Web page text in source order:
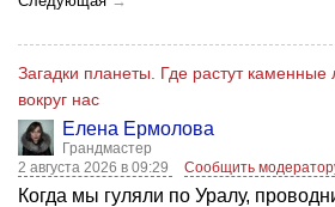
Загадки планеты. Где растут каменные
вокруг нас
Елена Ермолова
Грандмастер
2 августа 2026 в 09:29
Сообщить
Когда мы гуляли по Уралу,